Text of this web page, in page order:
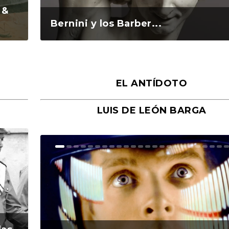
y
Bernini y los Barber...
Ground Rules. Alejan...
«Rafael: Poesía subl...
Bienvenidos al circo...
Georges de La Tour. ...
Robert Capa: la hist...
EL ANTÍDOTO
LUIS DE LEÓN BARGA